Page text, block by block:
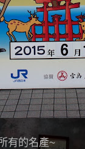
有的名產~